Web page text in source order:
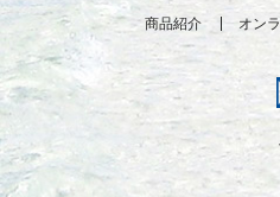
商品紹介 オン